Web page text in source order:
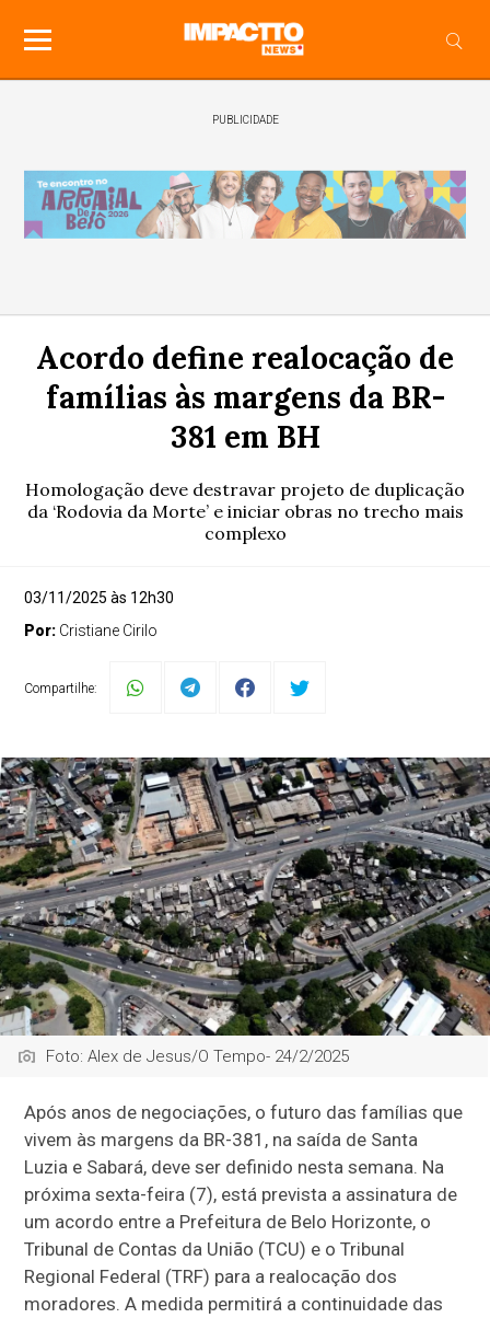
PUBLICIDADE
Acordo define realocação de
famílias às margens da BR-
381 em BH
Homologação deve destravar projeto de duplicação
da ‘Rodovia da Morte’ e iniciar obras no trecho mais
complexo
03/11/2025 às 12h30
Por: Cristiane Cirilo
Compartilhe:
Foto: Alex de Jesus/O Tempo- 24/2/2025
Após anos de negociações, o futuro das famílias que
vivem às margens da BR-381, na saída de Santa
Luzia e Sabará, deve ser definido nesta semana. Na
próxima sexta-feira (7), está prevista a assinatura de
um acordo entre a Prefeitura de Belo Horizonte, o
Tribunal de Contas da União (TCU) e o Tribunal
Regional Federal (TRF) para a realocação dos
moradores. A medida permitirá a continuidade das